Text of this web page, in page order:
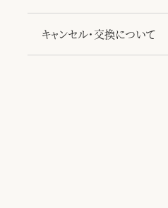
キャンセル・交換について